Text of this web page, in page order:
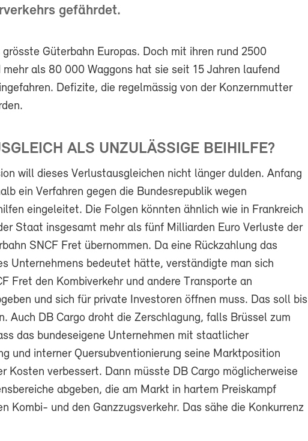
gefährdet.
Güterbahn Europas. Doch mit ihren rund 2500
mehr als 80 000 Waggons hat sie seit 15 Jahren laufend
Defizite, die regelmässig von der Konzernmutter
ALS UNZULÄSSIGE BEIHILFE?
will dieses Verlustausgleichen nicht länger dulden. Anfang
ein Verfahren gegen die Bundesrepublik wegen
eingeleitet. Die Folgen könnten ähnlich wie in Frankreich
Staat insgesamt mehr als fünf Milliarden Euro Verluste der
SNCF Fret übernommen. Da eine Rückzahlung das
Unternehmens bedeutet hätte, verständigte man sich
Fret den Kombiverkehr und andere Transporte an
und sich für private Investoren öffnen muss. Das soll bis
Auch DB Cargo droht die Zerschlagung, falls Brüssel zum
das bundeseigene Unternehmen mit staatlicher
und interner Quersubventionierung seine Marktposition
Kosten verbessert. Dann müsste DB Cargo möglicherweise
abgeben, die am Markt in hartem Preiskampf
Kombi- und den Ganzzugsverkehr. Das sähe die Konkurrenz